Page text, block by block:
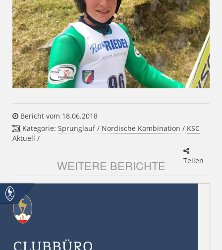
Bericht vom 18.06.2018
Kategorie: Sprunglauf / Nordische Kombination / KSC
Aktuell /
Teilen
WEITERE BERICHTE